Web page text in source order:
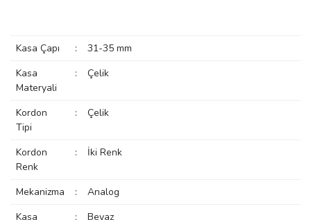
Manoir
Kasa Çapı :
31-35 mm
Kasa
Materyali
: Çelik
Kordon
Tipi
: Çelik
Kordon
Renk
: İki Renk
Mekanizma :
Analog
Kasa
: Beyaz